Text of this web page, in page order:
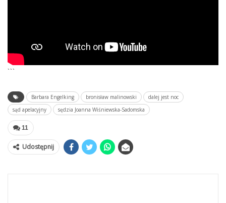
```
Barbara Engelking bronisław malinowski
dalej jest noc
sąd apelacyjny
sędzia Joanna Wiśniewska-Sadomska
11
Udostępnij